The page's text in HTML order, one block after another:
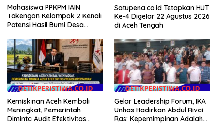
Mahasiswa PPKPM IAIN
Takengon Kelompok 2 Kenali
Potensi Hasil Bumi Desa
Satupena.co.id Tetapkan HUT
Ke-4 Digelar 22 Agustus 2026
di Aceh Tengah
Kemiskinan Aceh Kembali
Meningkat, Pemerintah
Diminta Audit Efektivitas
Gelar Leadership Forum, IKA
Unhas Hadirkan Abdul Rivai
Ras: Kepemimpinan Adalah